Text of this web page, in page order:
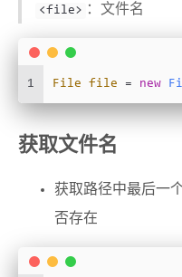
<file> ：文件名
1 File file = new
获取文件名
获取路径中最后一
否存在